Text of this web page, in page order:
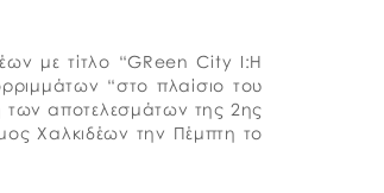
με τίτλο “GReen City I:Η
“στο πλαίσιο του
των αποτελεσμάτων της 2ης
Χαλκιδέων την Πέμπτη το